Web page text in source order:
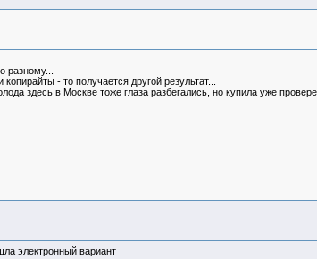
- то получается другой результат...
здесь в Москве тоже глаза разбегались, но купила уже
электронный вариант